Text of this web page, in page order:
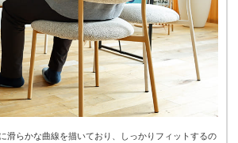
滑らかな曲線を描いており、しっかりフィットするの